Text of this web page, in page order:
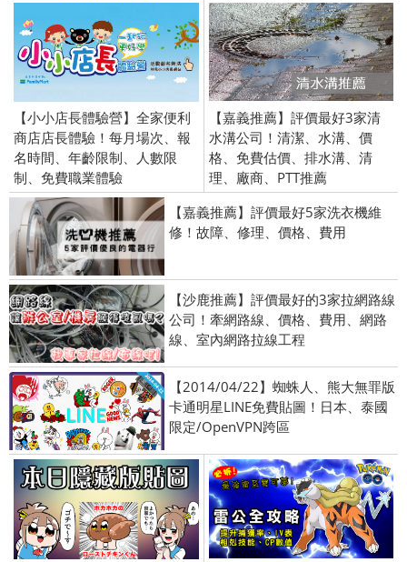
【小小店長體驗營】全家便利
商店店長體驗！每月場次、報
名時間、年齡限制、人數限
制、免費職業體驗
【嘉義推薦】評價最好3家清
水溝公司！清潔、水溝、價
格、免費估價、排水溝、清
理、廠商、PTT推薦
【嘉義推薦】評價最好5家洗衣機維
修！故障、修理、價格、費用
【沙鹿推薦】評價最好的3家拉網路線
公司！牽網路線、價格、費用、網路
線、室內網路拉線工程
【2014/04/22】蜘蛛人、熊大無罪版
卡通明星LINE免費貼圖！日本、泰國
限定/OpenVPN跨區